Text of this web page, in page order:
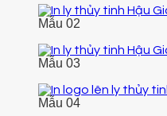
Mẫu 02
Mẫu 03
Mẫu 04